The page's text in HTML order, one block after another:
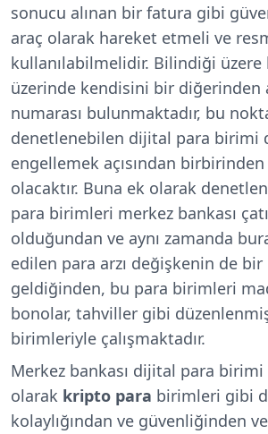
sonucu alınan bir fatura gibi
araç olarak hareket etmeli ve
kullanılabilmelidir. Bilindiği üzere
üzerinde kendisini bir diğerinden
numarası bulunmaktadır, bu
denetlenebilen dijital para birimi
engellemek açısından
olacaktır. Buna ek olarak
para birimleri merkez bankası
olduğundan ve aynı zamanda
edilen para arzı değişkenin de bir
geldiğinden, bu para birimleri
bonolar, tahviller gibi
birimleriyle çalışmaktadır.
Merkez bankası dijital para birimi
olarak kripto para birimleri gibi
kolaylığından ve güvenliğinden